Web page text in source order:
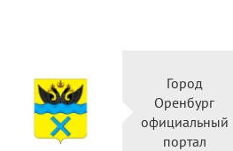
Город
Оренбург
официальный
портал